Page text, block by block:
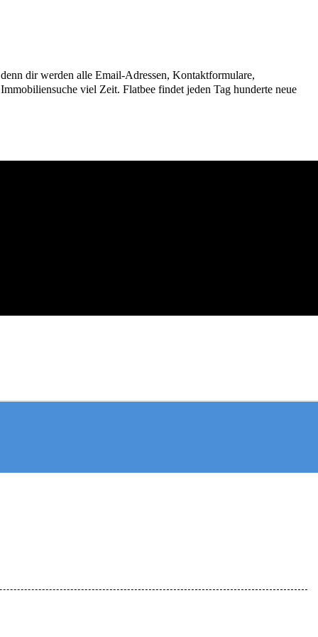
dir werden alle Email-Adressen, Kontaktformulare,
viel Zeit. Flatbee findet jeden Tag hunderte neue